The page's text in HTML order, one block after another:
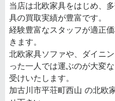
当店は北欧家具をはじめ、
具の買取実績が豊富です。
経験豊富なスタッフが適正
きます。
北欧家具ソファや、ダイニ
った一人では運ぶのが大変
受けいたします。
加古川市平荘町西山 の北欧